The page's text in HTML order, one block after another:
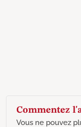
Commentez
Vous ne pouvez